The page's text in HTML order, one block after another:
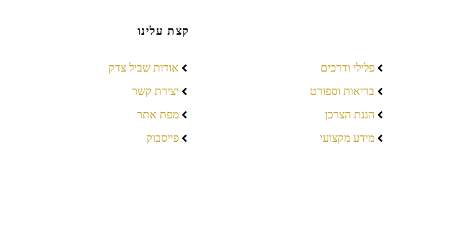
פלילי ודרכים
בריאות וספורט
הגנת הצרכן
מידע מקצועי
קצת עלינו
אודות שביל צדק
יצירת קשר
מפת אתר
פייסבוק